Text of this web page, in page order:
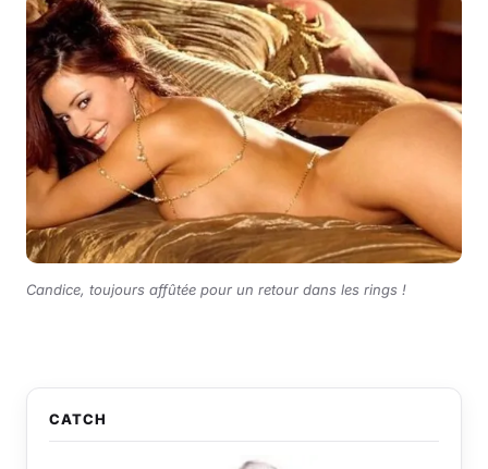
Candice, toujours affûtée pour un retour dans les rings !
CATCH